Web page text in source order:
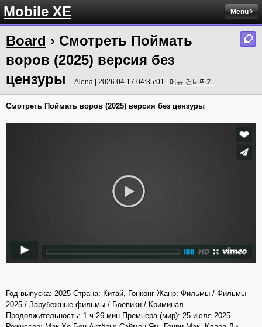
Mobile XE Menu
Board › Смотреть Поймать
воров (2025) версия без
цензуры
Alena | 2026.04.17 04:35:01 | 메뉴 건너뛰기
Смотреть Поймать воров (2025) версия без цензуры
Год выпуска: 2025 Страна: Китай, Гонконг Жанр: Фильмы / Фильмы
2025 / Зарубежные фильмы / Боевики / Криминал
Продолжительность: 1 ч 26 мин Премьера (мир): 25 июля 2025